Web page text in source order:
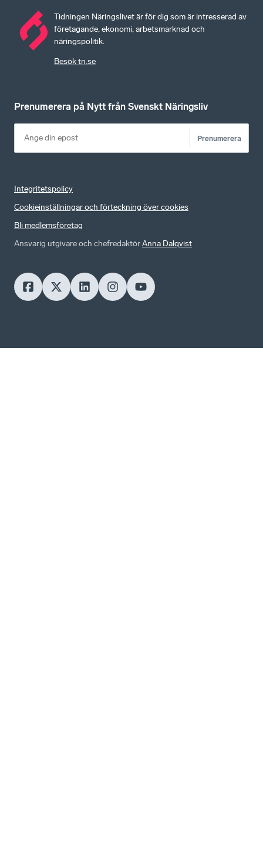
Tidningen Näringslivet är för dig som är intresserad av
företagande, ekonomi, arbetsmarknad och
näringspolitik.
Besök tn.se
Prenumerera på Nytt från Svenskt Näringsliv
Prenumerera
Integritetspolicy
Cookieinställningar och förteckning över cookies
Bli medlemsföretag
Ansvarig utgivare och chefredaktörAnna Dalqvist